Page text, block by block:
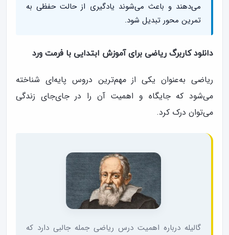
می‌دهند و باعث می‌شوند یادگیری از حالت حفظی به
تمرین محور تبدیل شود.
دانلود کاربرگ ریاضی برای آموزش ابتدایی با فرمت ورد
ریاضی به‌عنوان یکی از مهم‌ترین دروس پایه‌ای شناخته
می‌شود که جایگاه و اهمیت آن را در جای‌جای زندگی
می‌توان درک کرد.
گالیله درباره اهمیت درس ریاضی جمله جالبی دارد که